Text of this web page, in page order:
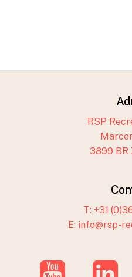
RSP
3899 BR
T: +31
E: info@rsp-